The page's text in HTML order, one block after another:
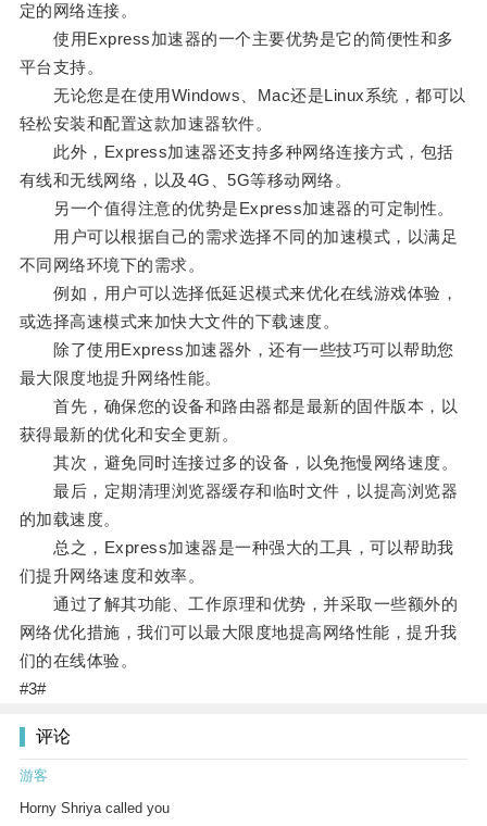
定的网络连接。
使用Express加速器的一个主要优势是它的简便性和多
平台支持。
无论您是在使用Windows、Mac还是Linux系统，都可以
轻松安装和配置这款加速器软件。
此外，Express加速器还支持多种网络连接方式，包括
有线和无线网络，以及4G、5G等移动网络。
另一个值得注意的优势是Express加速器的可定制性。
用户可以根据自己的需求选择不同的加速模式，以满足
不同网络环境下的需求。
例如，用户可以选择低延迟模式来优化在线游戏体验，
或选择高速模式来加快大文件的下载速度。
除了使用Express加速器外，还有一些技巧可以帮助您
最大限度地提升网络性能。
首先，确保您的设备和路由器都是最新的固件版本，以
获得最新的优化和安全更新。
其次，避免同时连接过多的设备，以免拖慢网络速度。
最后，定期清理浏览器缓存和临时文件，以提高浏览器
的加载速度。
总之，Express加速器是一种强大的工具，可以帮助我
们提升网络速度和效率。
通过了解其功能、工作原理和优势，并采取一些额外的
网络优化措施，我们可以最大限度地提高网络性能，提升我
们的在线体验。
#3#
评论
游客
Horny Shriya called you